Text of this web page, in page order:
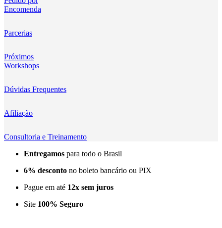
Kingma
Lensmingle
LiRen
Litepanels
LoveFoto
LowePro
Lumitecfoto
Encomenda
Parcerias
Próximos
Workshops
Dúvidas Frequentes
Afiliação
Consultoria e Treinamento
Entregamos para todo o Brasil
6% desconto no boleto bancário ou PIX
Pague em até 12x sem juros
Site 100% Seguro